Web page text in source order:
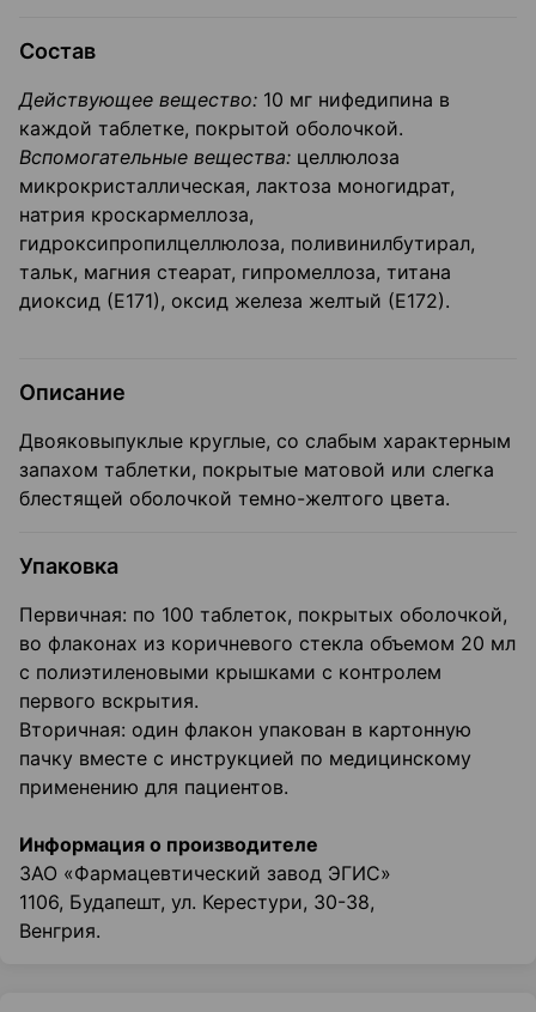
Состав
Действующее вещество: 10 мг нифедипина в
каждой таблетке, покрытой оболочкой.
Вспомогательные вещества: целлюлоза
микрокристаллическая, лактоза моногидрат,
натрия кроскармеллоза,
гидроксипропилцеллюлоза, поливинилбутирал,
тальк, магния стеарат, гипромеллоза, титана
диоксид (Е171), оксид железа желтый (Е172).
Описание
Двояковыпуклые круглые, со слабым характерным
запахом таблетки, покрытые матовой или слегка
блестящей оболочкой темно-желтого цвета.
Упаковка
Первичная: по 100 таблеток, покрытых оболочкой,
во флаконах из коричневого стекла объемом 20 мл
с полиэтиленовыми крышками с контролем
первого вскрытия.
Вторичная: один флакон упакован в картонную
пачку вместе с инструкцией по медицинскому
применению для пациентов.
Информация о производителе
ЗАО «Фармацевтический завод ЭГИС»
1106, Будапешт, ул. Керестури, 30-38,
Венгрия.